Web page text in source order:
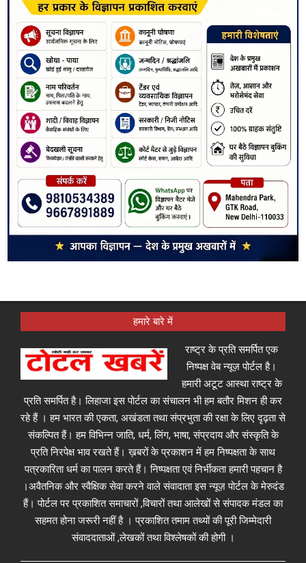
हमारे बारे में
राष्ट्र के प्रति समर्पित एक
निष्पक्ष वेब न्यूज़ पोर्टल है।
हमारी अटूट आस्था राष्ट्र के
प्रति समर्पित है। लिहाजा इस पोर्टल का संचालन भी हम बतौर मिशन ही कर
रहे हैं । हम भारत की एकता, अखंडता तथा संप्रभुता की रक्षा के लिए दृढ़ता से
संकल्पित हैं। हम विभिन्न जाति, धर्म, लिंग, भाषा, संप्रदाय और संस्कृति के
प्रति निरपेक्ष भाव रखते हैं। ख़बरों के प्रकाशन में हम निष्पक्षता के साथ
पत्रकारिता धर्म का पालन करते हैं। निष्पक्षता एवं निर्भीकता हमारी पहचान है
।अवैतनिक और स्वैक्षिक सेवा करने वाले संवादाता इस न्यूज़ पोर्टल के मेरुदंड
हैं। पोर्टल पर प्रकाशित समाचारों ,विचारों तथा आलेखों से संपादक मंडल का
सहमत होना जरूरी नहीं है । प्रकाशित तमाम तथ्यों की पूरी जिम्मेदारी
संवाददाताओं ,लेखकों तथा विश्लेषकों की होगी ।